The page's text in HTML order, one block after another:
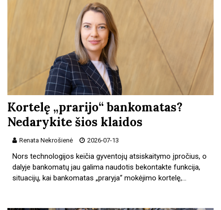
Kortelę „prarijo“ bankomatas?
Nedarykite šios klaidos
Renata Nekrošienė 2026-07-13
Nors technologijos keičia gyventojų atsiskaitymo įpročius, o
dalyje bankomatų jau galima naudotis bekontakte funkcija,
situacijų, kai bankomatas „praryja“ mokėjimo kortelę,…